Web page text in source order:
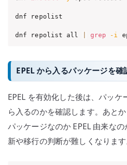
dnf repolist
dnf repolist all grep -i
EPEL から入るパッケージを確
EPEL を有効化した後は、パッ
ら入るのかを確認します。あと
パッケージなのか EPEL 由来な
新や移行の判断が難しくなります